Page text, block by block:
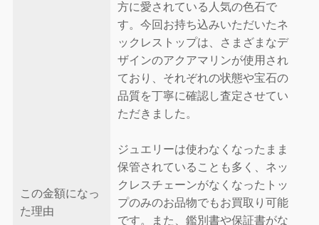
この金額になっ
た理由
方に愛されている人気の色石で
す。今回お持ち込みいただいたネ
ックレストップは、さまざまなデ
ザインのアクアマリンが使用され
ており、それぞれの状態や宝石の
品質を丁寧に確認し査定させてい
ただきました。
ジュエリーは使わなくなったまま
保管されていることも多く、ネッ
クレスチェーンがなくなったトッ
プのみのお品物でもお買取り可能
です。また、鑑別書や保証書がな